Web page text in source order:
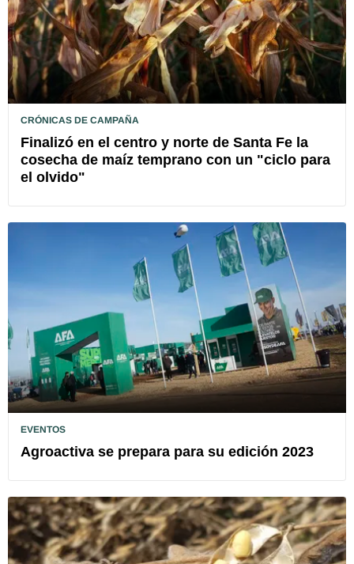
CRÓNICAS DE CAMPAÑA
Finalizó en el centro y norte de Santa Fe la
cosecha de maíz temprano con un "ciclo para
el olvido"
EVENTOS
Agroactiva se prepara para su edición 2023